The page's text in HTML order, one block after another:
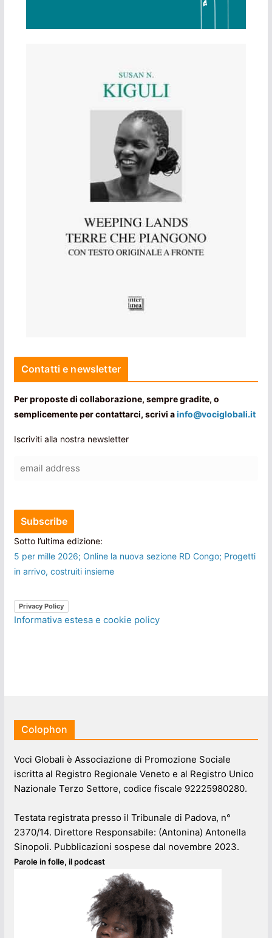
Contatti e newsletter
Per proposte di collaborazione, sempre gradite, o
semplicemente per contattarci, scrivi ainfo@vociglobali.it
Iscriviti alla nostra newsletter
Sotto l’ultima edizione:
5 per mille 2026; Online la nuova sezione RD Congo; Progetti
in arrivo, costruiti insieme
Privacy Policy
Informativa estesa e cookie policy
Colophon
Voci Globali è Associazione di Promozione Sociale
iscritta al Registro Regionale Veneto e al Registro Unico
Nazionale Terzo Settore, codice fiscale 92225980280.
Testata registrata presso il Tribunale di Padova, n°
2370/14. Direttore Responsabile: (Antonina) Antonella
Sinopoli. Pubblicazioni sospese dal novembre 2023.
Parole in folle, il podcast